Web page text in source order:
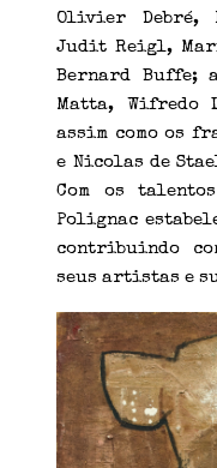
Olivier Debré,
Judit Reigl,
Bernard Buffe;
Matta, Wifredo
assim como os
e Nicolas de
Com os
Polignac
contribuindo
seus artistas e